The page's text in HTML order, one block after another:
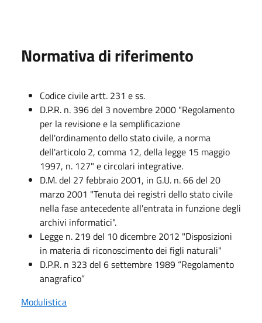
Normativa di riferimento
Codice civile artt. 231 e ss.
D.P.R. n. 396 del 3 novembre 2000 "Regolamento
per la revisione e la semplificazione
dell'ordinamento dello stato civile, a norma
dell'articolo 2, comma 12, della legge 15 maggio
1997, n. 127" e circolari integrative.
D.M. del 27 febbraio 2001, in G.U. n. 66 del 20
marzo 2001 "Tenuta dei registri dello stato civile
nella fase antecedente all'entrata in funzione degli
archivi informatici".
Legge n. 219 del 10 dicembre 2012 "Disposizioni
in materia di riconoscimento dei figli naturali"
D.P.R. n 323 del 6 settembre 1989 “Regolamento
anagrafico”
Modulistica